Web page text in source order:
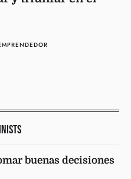
buenas decisiones